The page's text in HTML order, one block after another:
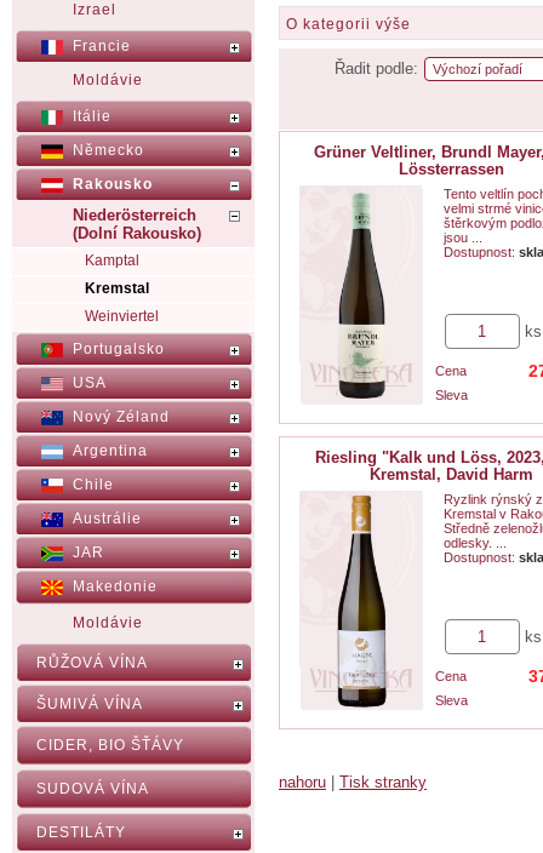
O kategorii výše
Řadit podle:
Grüner Veltliner, Brundl
Lössterrassen
Tento veltlín
velmi strmé
štěrkovým
jsou ...
Dostupnost:
ks
Cena
Sleva
Riesling "Kalk und Löss,
Kremstal, David Harm
Ryzlink rýnský
Kremstal v
Středně
odlesky. ...
Dostupnost:
ks
Cena
Sleva
nahoru Tisk stranky
Izrael
Francie
Moldávie
Itálie
Německo
Rakousko
Niederösterreich
(Dolní Rakousko)
Kamptal
Kremstal
Weinviertel
Portugalsko
USA
Nový Zéland
Argentina
Chile
Austrálie
JAR
Makedonie
Moldávie
RŮŽOVÁ VÍNA
ŠUMIVÁ VÍNA
CIDER, BIO ŠŤÁVY
SUDOVÁ VÍNA
DESTILÁTY